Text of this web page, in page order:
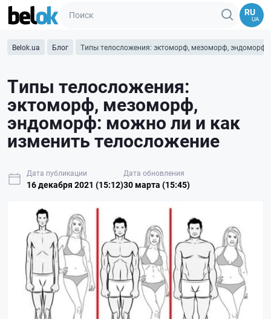
RU
UA
Belok.ua Блог Типы телосложения: эктоморф, мезоморф, эндоморф:
Типы телосложения:
эктоморф, мезоморф,
эндоморф: можно ли и как
изменить телосложение
Дата публикации
16 декабря 2021 (15:12)
Дата обновления
30 марта (15:45)